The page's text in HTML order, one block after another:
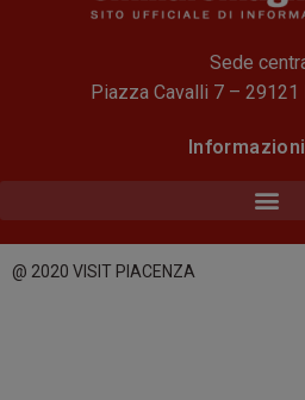
Sede
Piazza Cavalli 7 –
@ 2020 VISIT PIACENZA